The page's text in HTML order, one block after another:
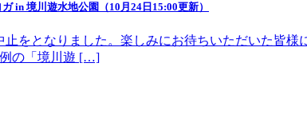
in 境川遊水地公園（10月24日15:00更新）
をとなりました。楽しみにお待ちいただいた皆
例の「境川遊 […]